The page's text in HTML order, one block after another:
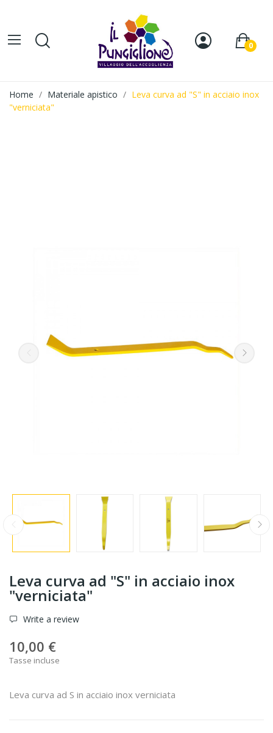
0
Home Materiale apistico
Leva curva ad "S" in acciaio inox
"verniciata"
Leva curva ad "S" in acciaio inox
"verniciata"
Write a review
10,00 €
Tasse incluse
Leva curva ad S in acciaio inox verniciata